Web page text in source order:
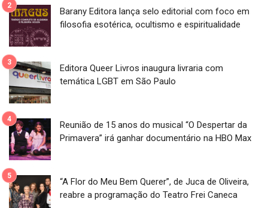
Barany Editora lança selo editorial com foco em
filosofia esotérica, ocultismo e espiritualidade
Editora Queer Livros inaugura livraria com
temática LGBT em São Paulo
Reunião de 15 anos do musical “O Despertar da
Primavera” irá ganhar documentário na HBO Max
“A Flor do Meu Bem Querer”, de Juca de Oliveira,
reabre a programação do Teatro Frei Caneca